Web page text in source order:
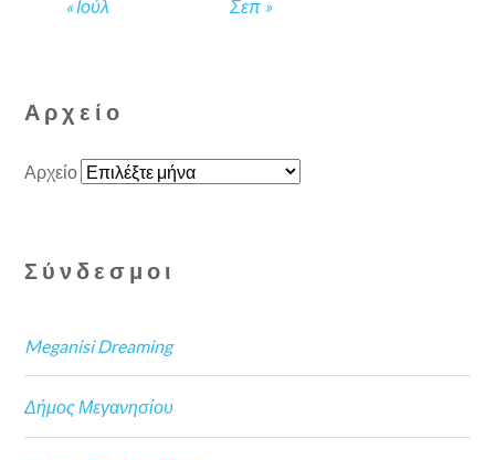
« Ιούλ Σεπ »
Αρχείο
Αρχείο
Σύνδεσμοι
Meganisi Dreaming
Δήμος Μεγανησίου